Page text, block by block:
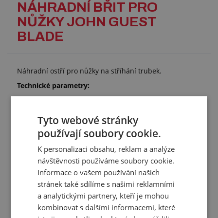
NÁHRADNÍ BŘIT PRO
NŮŽKY JOHN GUEST
BLADE
Náhradní ostří pro nůžky na stříhání trubek.
Technické parametry:
Přehled vlastností
Stříhá trubky o
vnějším průměru:
4 - 22 mm
Množství v balení:
2 ks
Materiál:
ocel
Hmotnost:
0,004 kg/bal
Tyto webové stránky
používají soubory cookie.
K personalizaci obsahu, reklam a analýze
návštěvnosti používáme soubory cookie.
Informace o vašem používání našich
stránek také sdílíme s našimi reklamními
a analytickými partnery, kteří je mohou
kombinovat s dalšími informacemi, které